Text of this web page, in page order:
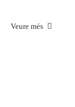
Veure més